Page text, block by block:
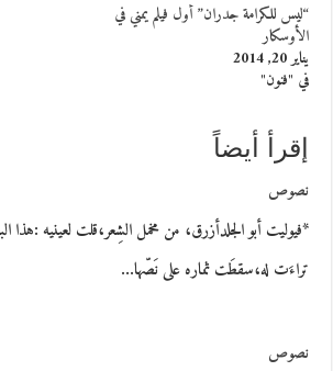
“ليس للكرامة جدران” أول فيلم يمني في
الأوسكار
يناير 20, 2014
في "فنون"
إقرأ أيضاً
نصوص
*فيوليت أبو الجلدأزرق، من مخمل الشِعر،قلت لعينيه :هذا
تراءَت له،سقطَت ثماره على نَصّها…
نصوص